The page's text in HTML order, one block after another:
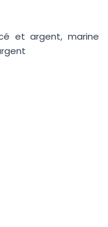
et argent, marine